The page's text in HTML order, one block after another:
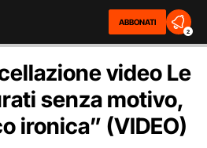
ABBONATI
2
video Le
senza motivo,
ironica” (VIDEO)